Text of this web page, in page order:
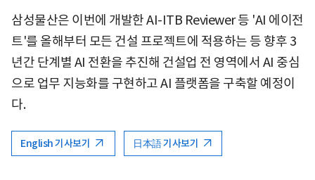
삼성물산은 이번에 개발한 AI-ITB Reviewer 등 'AI 에이전
트'를 올해부터 모든 건설 프로젝트에 적용하는 등 향후 3
년간 단계별 AI 전환을 추진해 건설업 전 영역에서 AI 중심
으로 업무 지능화를 구현하고 AI 플랫폼을 구축할 예정이
다.
English 기사보기 日本語 기사보기